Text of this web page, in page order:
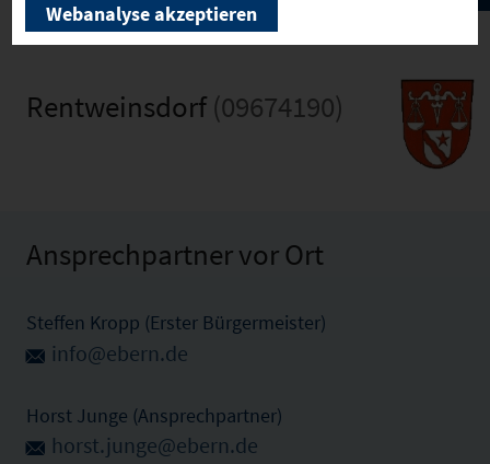
Rentweinsdorf (09674190)
Ansprechpartner vor Ort
Steffen Kropp (Erster Bürgermeister)
info@ebern.de
Horst Junge (Ansprechpartner)
horst.junge@ebern.de
Webanalyse akzeptieren